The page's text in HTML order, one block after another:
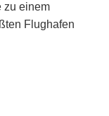
zu einem
Flughafen